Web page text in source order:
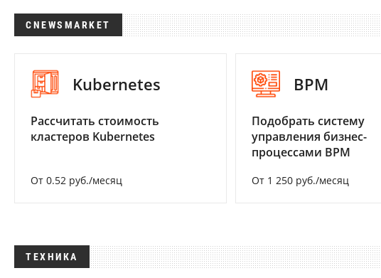
CNEWSMARKET
Kubernetes
Рассчитать стоимость
кластеров Kubernetes
От 0.52 руб./месяц
BPM
Подобрать систему
управления бизнес-
процессами BPM
От 1 250 руб./месяц
ТЕХНИКА